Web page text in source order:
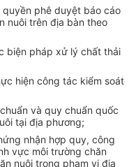
phê duyệt báo cáo
nuôi trên địa bàn theo
biện pháp xử lý chất thải
hiện công tác kiểm soát
và quy chuẩn quốc
tại địa phương;
nhận hợp quy, công
vực môi trường chăn
nuôi trong phạm vi địa